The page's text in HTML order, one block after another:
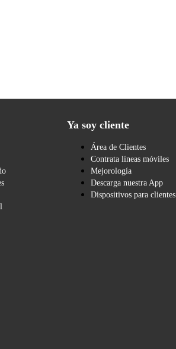
Ya soy cliente
Área de Clientes
Contrata líneas móviles
Mejorología
Descarga nuestra App
Dispositivos para clientes